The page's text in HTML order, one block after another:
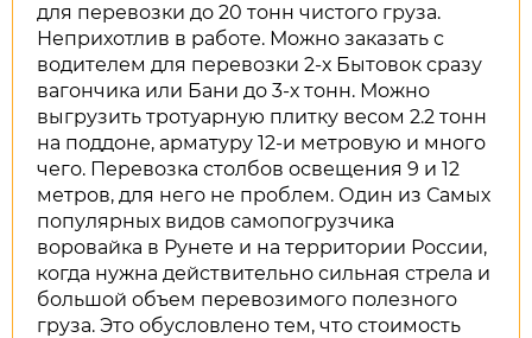
для перевозки до 20 тонн чистого груза.
Неприхотлив в работе. Можно заказать с
водителем для перевозки 2-х Бытовок сразу
вагончика или Бани до 3-х тонн. Можно
выгрузить тротуарную плитку весом 2.2 тонн
на поддоне, арматуру 12-и метровую и много
чего. Перевозка столбов освещения 9 и 12
метров, для него не проблем. Один из Самых
популярных видов самопогрузчика
воровайка в Рунете и на территории России,
когда нужна действительно сильная стрела и
большой объем перевозимого полезного
груза. Это обусловлено тем, что стоимость